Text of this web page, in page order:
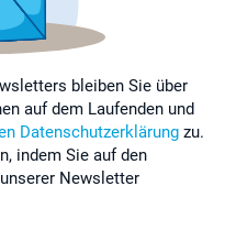
bleiben Sie über
auf dem Laufenden und
Datenschutzerklärung zu.
indem Sie auf den
Newsletter